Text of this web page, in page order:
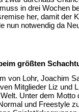
in drei Wochen
her, damit der
nun notwendig da
größten
von Lohr, Joachim
Mitglieder Liz und
Unter dem
und Freestyle